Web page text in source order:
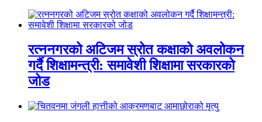
रत्ननगरको अटिजम स्रोत कक्षाको अवलोकन
गर्दै शिक्षामन्त्री: समावेशी शिक्षामा सरकारको
जोड